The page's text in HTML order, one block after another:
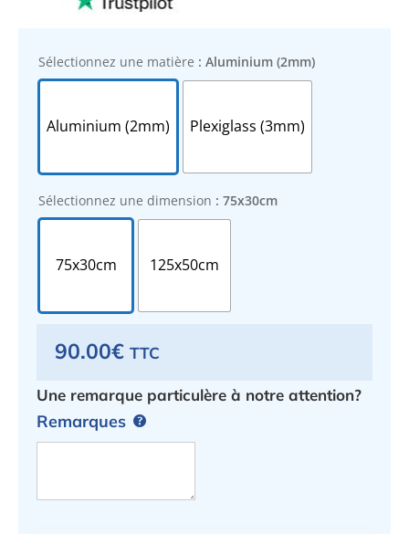
Sélectionnez une matière : Aluminium (2mm)
Aluminium (2mm) Plexiglass (3mm)
Sélectionnez une dimension : 75x30cm
75x30cm 125x50cm
90.00€ TTC
Une remarque particulère à notre attention?
Remarques